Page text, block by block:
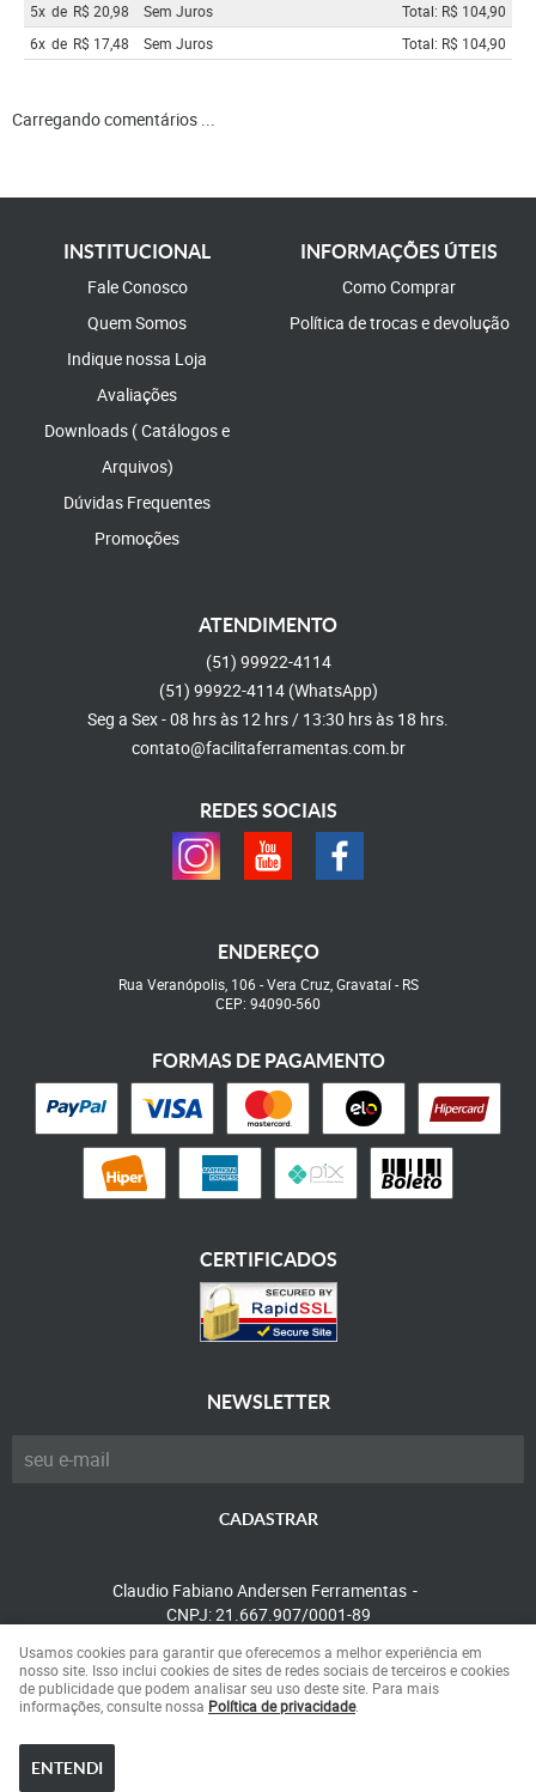
5x de R$ 20,98 Sem Juros
Total: R$ 104,90
6x de R$ 17,48 Sem Juros Total: R$ 104,90
Carregando comentários ...
INSTITUCIONAL
Fale Conosco
Quem Somos
Indique nossa Loja
Avaliações
Downloads ( Catálogos e
Arquivos)
Dúvidas Frequentes
Promoções
INFORMAÇÕES ÚTEIS
Como Comprar
Política de trocas e devolução
ATENDIMENTO
(51) 99922-4114
(51) 99922-4114 (WhatsApp)
Seg a Sex - 08 hrs às 12 hrs / 13:30 hrs às 18 hrs.
contato@facilitaferramentas.com.br
REDES SOCIAIS
ENDEREÇO
Rua Veranópolis, 106 -Vera Cruz, Gravataí- RS
CEP: 94090-560
FORMAS DE PAGAMENTO
CERTIFICADOS
NEWSLETTER
CADASTRAR
Claudio Fabiano Andersen Ferramentas
CNPJ: 21.667.907/0001-89
LOJA VIRTUAL CRIADA POR
Usamos cookies para garantir que oferecemos a melhor experiência em
nosso site. Isso inclui cookies de sites de redes sociais de terceiros e cookies
de publicidade que podem analisar seu uso deste site. Para mais
informações, consulte nossa Política de privacidade.
ENTENDI